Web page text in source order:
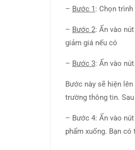
– Bước 1: Chọn
– Bước 2: Ấn vào nút
giảm giá nếu có
– Bước 3: Ấn vào nút
Bước này sẽ hiện
trường thông tin.
– Bước 4: Ấn vào nút
phẩm xuống. Bạn